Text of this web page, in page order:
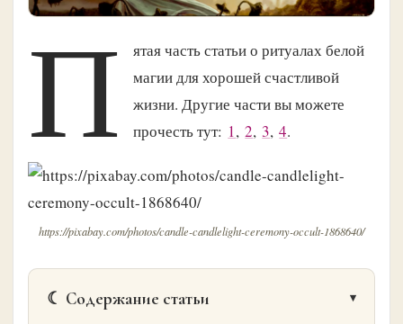
П
ятая часть статьи о ритуалах белой
магии для хорошей счастливой
жизни. Другие части вы можете
прочесть тут: 1,2,3,4.
https://pixabay.com/photos/candle-candlelight-ceremony-occult-1868640/
☾ Содержание статьи